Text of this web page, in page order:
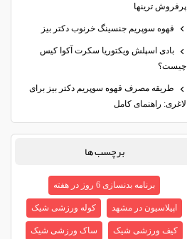
پرفروش ترینها
قهوه سوپریم جنسینگ خرنوب دکتر بیز
بادی اسپلش ویکتوریا سکرت آکوا کیس
چیست؟
طریقه مصرف قهوه سوپریم دکتر بیز برای
لاغری: راهنمای کامل
برچسب ها
برنامه بدنسازی 6 روز در هفته
اپیلاسیون در مشهد کوله ورزشی شیک
کیف ورزشی شیک ساک ورزشی شیک